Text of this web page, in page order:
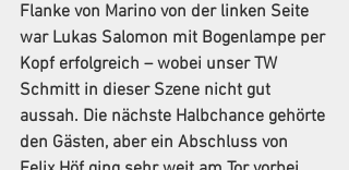
Flanke von Marino von der linken Seite
war Lukas Salomon mit Bogenlampe per
Kopf erfolgreich – wobei unser TW
Schmitt in dieser Szene nicht gut
aussah. Die nächste Halbchance gehörte
den Gästen, aber ein Abschluss von